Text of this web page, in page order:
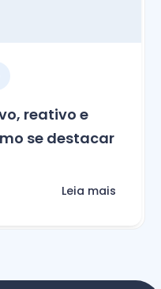
reativo e
se destacar
Leia mais